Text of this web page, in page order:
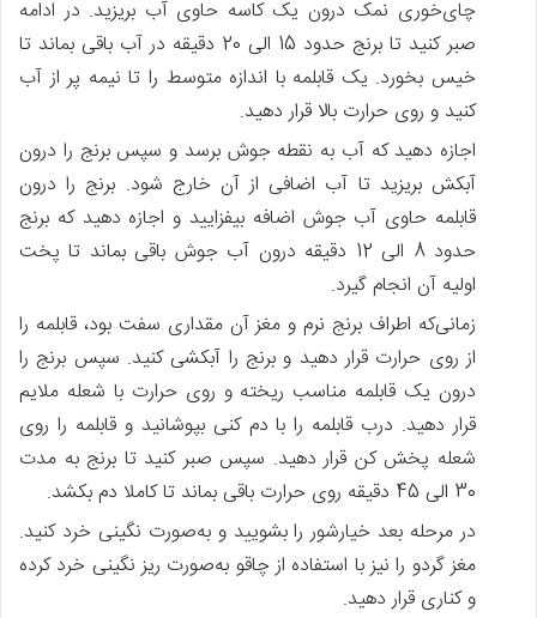
چای‌خوری نمک درون یک کاسه حاوی آب بریزید. در ادامه
صبر کنید تا برنج حدود 15 الی 20 دقیقه در آب باقی بماند تا
خیس بخورد. یک قابلمه با اندازه متوسط را تا نیمه پر از آب
کنید و روی حرارت بالا قرار دهید.
اجازه دهید که آب به نقطه جوش برسد و سپس برنج را درون
آبکش بریزید تا آب اضافی از آن خارج شود. برنج را درون
قابلمه حاوی آب جوش اضافه بیفزایید و اجازه دهید که برنج
حدود 8 الی 12 دقیقه درون آب جوش باقی بماند تا پخت
اولیه آن انجام گیرد.
زمانی‌که اطراف برنج نرم و مغز آن مقداری سفت بود، قابلمه را
از روی حرارت قرار دهید و برنج را آبکشی کنید. سپس برنج را
درون یک قابلمه مناسب ریخته و روی حرارت با شعله ملایم
قرار دهید. درب قابلمه را با دم کنی بپوشانید و قابلمه را روی
شعله پخش کن قرار دهید. سپس صبر کنید تا برنج به مدت
30 الی 45 دقیقه روی حرارت باقی بماند تا کاملا دم بکشد.
در مرحله بعد خیارشور را بشویید و به‌صورت نگینی خرد کنید.
مغز گردو را نیز با استفاده از چاقو به‌صورت ریز نگینی خرد کرده
و کناری قرار دهید.